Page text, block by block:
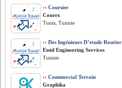
›› Coursier
Courex
Tunis, Tunisie
›› Des Ingénieurs D’etude Routier
Essid Engineering Services
Tunisie
›› Commercial Terrain
Graphika